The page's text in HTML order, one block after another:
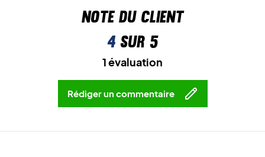
Note du client
4 sur 5
1 évaluation
Rédiger un commentaire